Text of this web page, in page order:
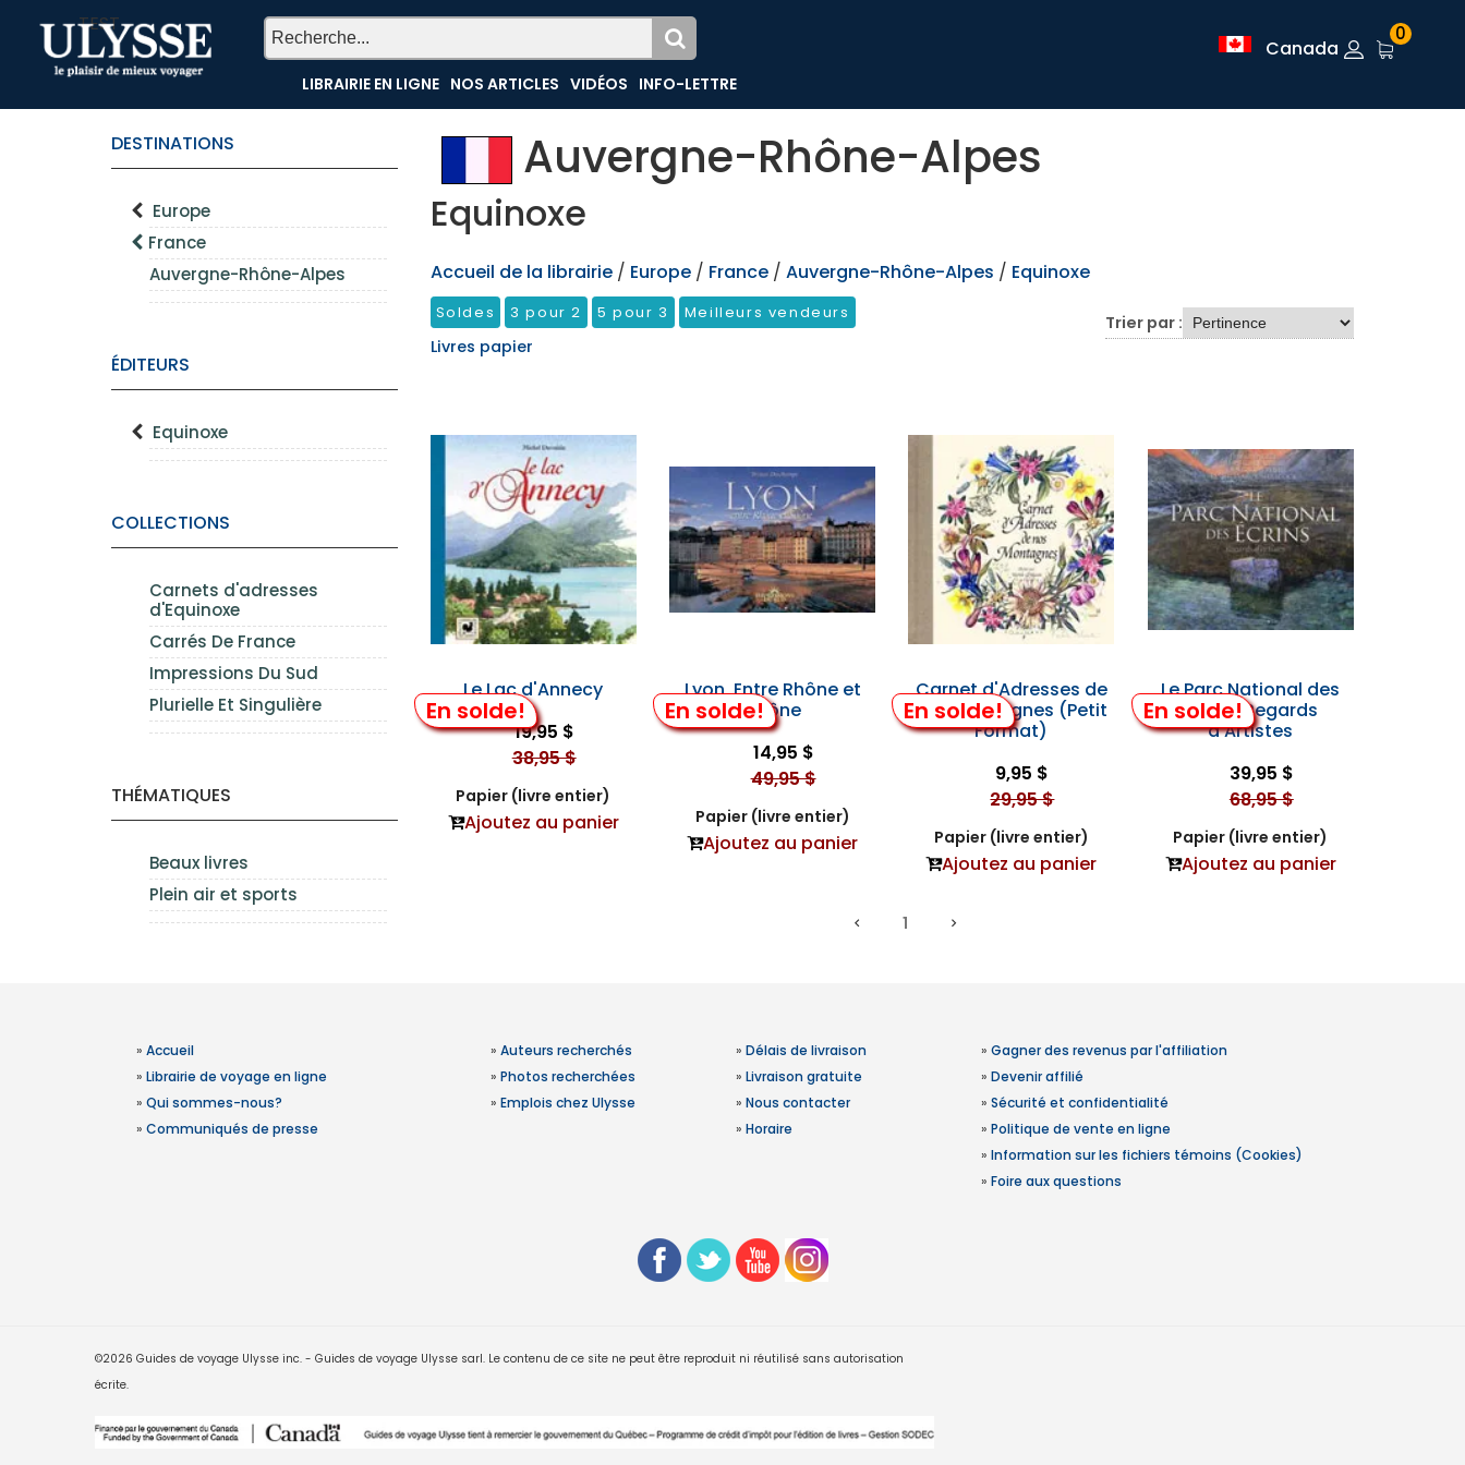
TEST
LIBRAIRIE EN LIGNE NOS ARTICLES VIDÉOS INFO-LETTRE
Canada
0
DESTINATIONS
Europe
France
Auvergne-Rhône-Alpes
ÉDITEURS
Equinoxe
COLLECTIONS
Carnets d'adresses
d'Equinoxe
Carrés De France
Impressions Du Sud
Plurielle Et Singulière
THÉMATIQUES
Beaux livres
Plein air et sports
Auvergne-Rhône-Alpes
Equinoxe
Accueil de la librairie / Europe / France / Auvergne-Rhône-Alpes / Equinoxe
Soldes 3 pour 2 5 pour 3 Meilleurs vendeurs
Livres papier
Trier par :
En solde!
Le Lac d'Annecy
19,95 $
38,95 $
Papier (livre entier)
Ajoutez au panier
En solde!
Lyon, Entre Rhône et
Saône
14,95 $
49,95 $
Papier (livre entier)
Ajoutez au panier
En solde!
Carnet d'Adresses de
Nos Montagnes (Petit
Format)
9,95 $
29,95 $
Papier (livre entier)
Ajoutez au panier
En solde!
Le Parc National des
Écrins, Regards
d'Artistes
39,95 $
68,95 $
Papier (livre entier)
Ajoutez au panier
1
» Accueil
» Librairie de voyage en ligne
» Qui sommes-nous?
» Communiqués de presse
» Auteurs recherchés
» Photos recherchées
» Emplois chez Ulysse
» Délais de livraison
» Livraison gratuite
» Nous contacter
» Horaire
» Gagner des revenus par l'affiliation
» Devenir affilié
» Sécurité et confidentialité
» Politique de vente en ligne
» Information sur les fichiers témoins (Cookies)
» Foire aux questions
©2026 Guides de voyage Ulysse inc. - Guides de voyage Ulysse sarl. Le contenu de ce site ne peut être reproduit ni réutilisé sans autorisation
écrite.